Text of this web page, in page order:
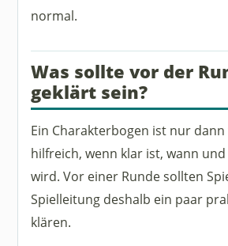
normal.
Was sollte vor der
geklärt sein?
Ein Charakterbogen ist nur
hilfreich, wenn klar ist, wann
wird. Vor einer Runde sollten
Spielleitung deshalb ein paar
klären.